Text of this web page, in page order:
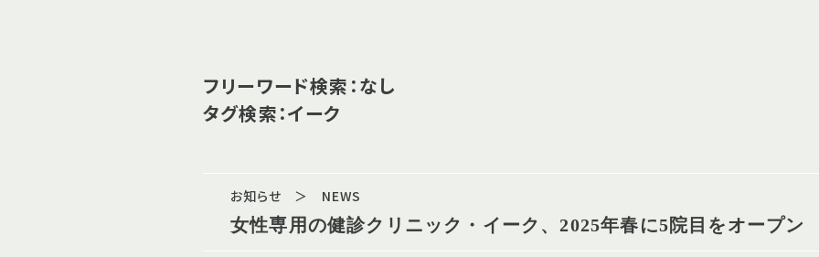
フリーワード検索：なし
タグ検索：イーク
お知らせ ＞ NEWS
女性専用の健診クリニック・イーク、2025年春に5院目をオープン